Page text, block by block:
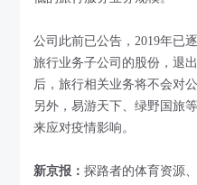
公司此前已公告，2019年已
旅行业务子公司的股份，退
后，旅行相关业务将不会对
另外，易游天下、绿野国旅
来应对疫情影响。
新京报：探路者的体育资源